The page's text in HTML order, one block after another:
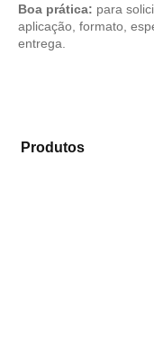
Boa prática: para
aplicação, formato,
entrega.
Produtose